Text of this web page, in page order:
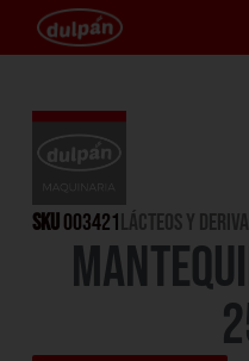
SKU003421LÁCTEOS Y